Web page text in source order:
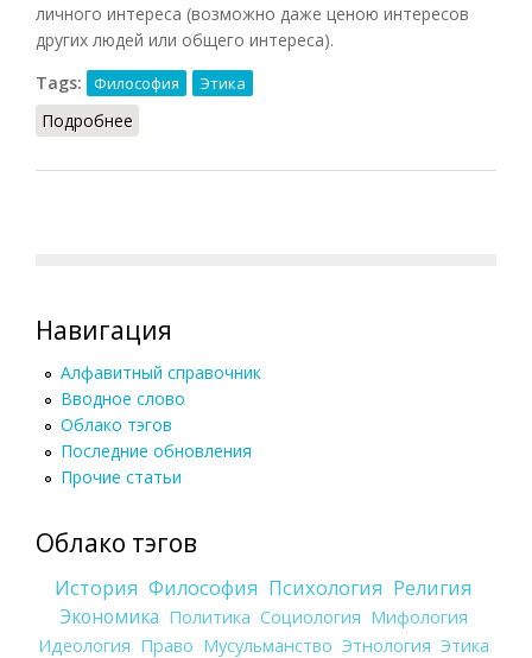
личного интереса (возможно даже ценою интересов
других людей или общего интереса).
Tags:
Философия Этика
Подробнее
Навигация
Алфавитный справочник
Вводное слово
Облако тэгов
Последние обновления
Прочие статьи
Облако тэгов
История Философия Психология Религия
Экономика Политика Социология Мифология
Идеология Право Мусульманство Этнология Этика